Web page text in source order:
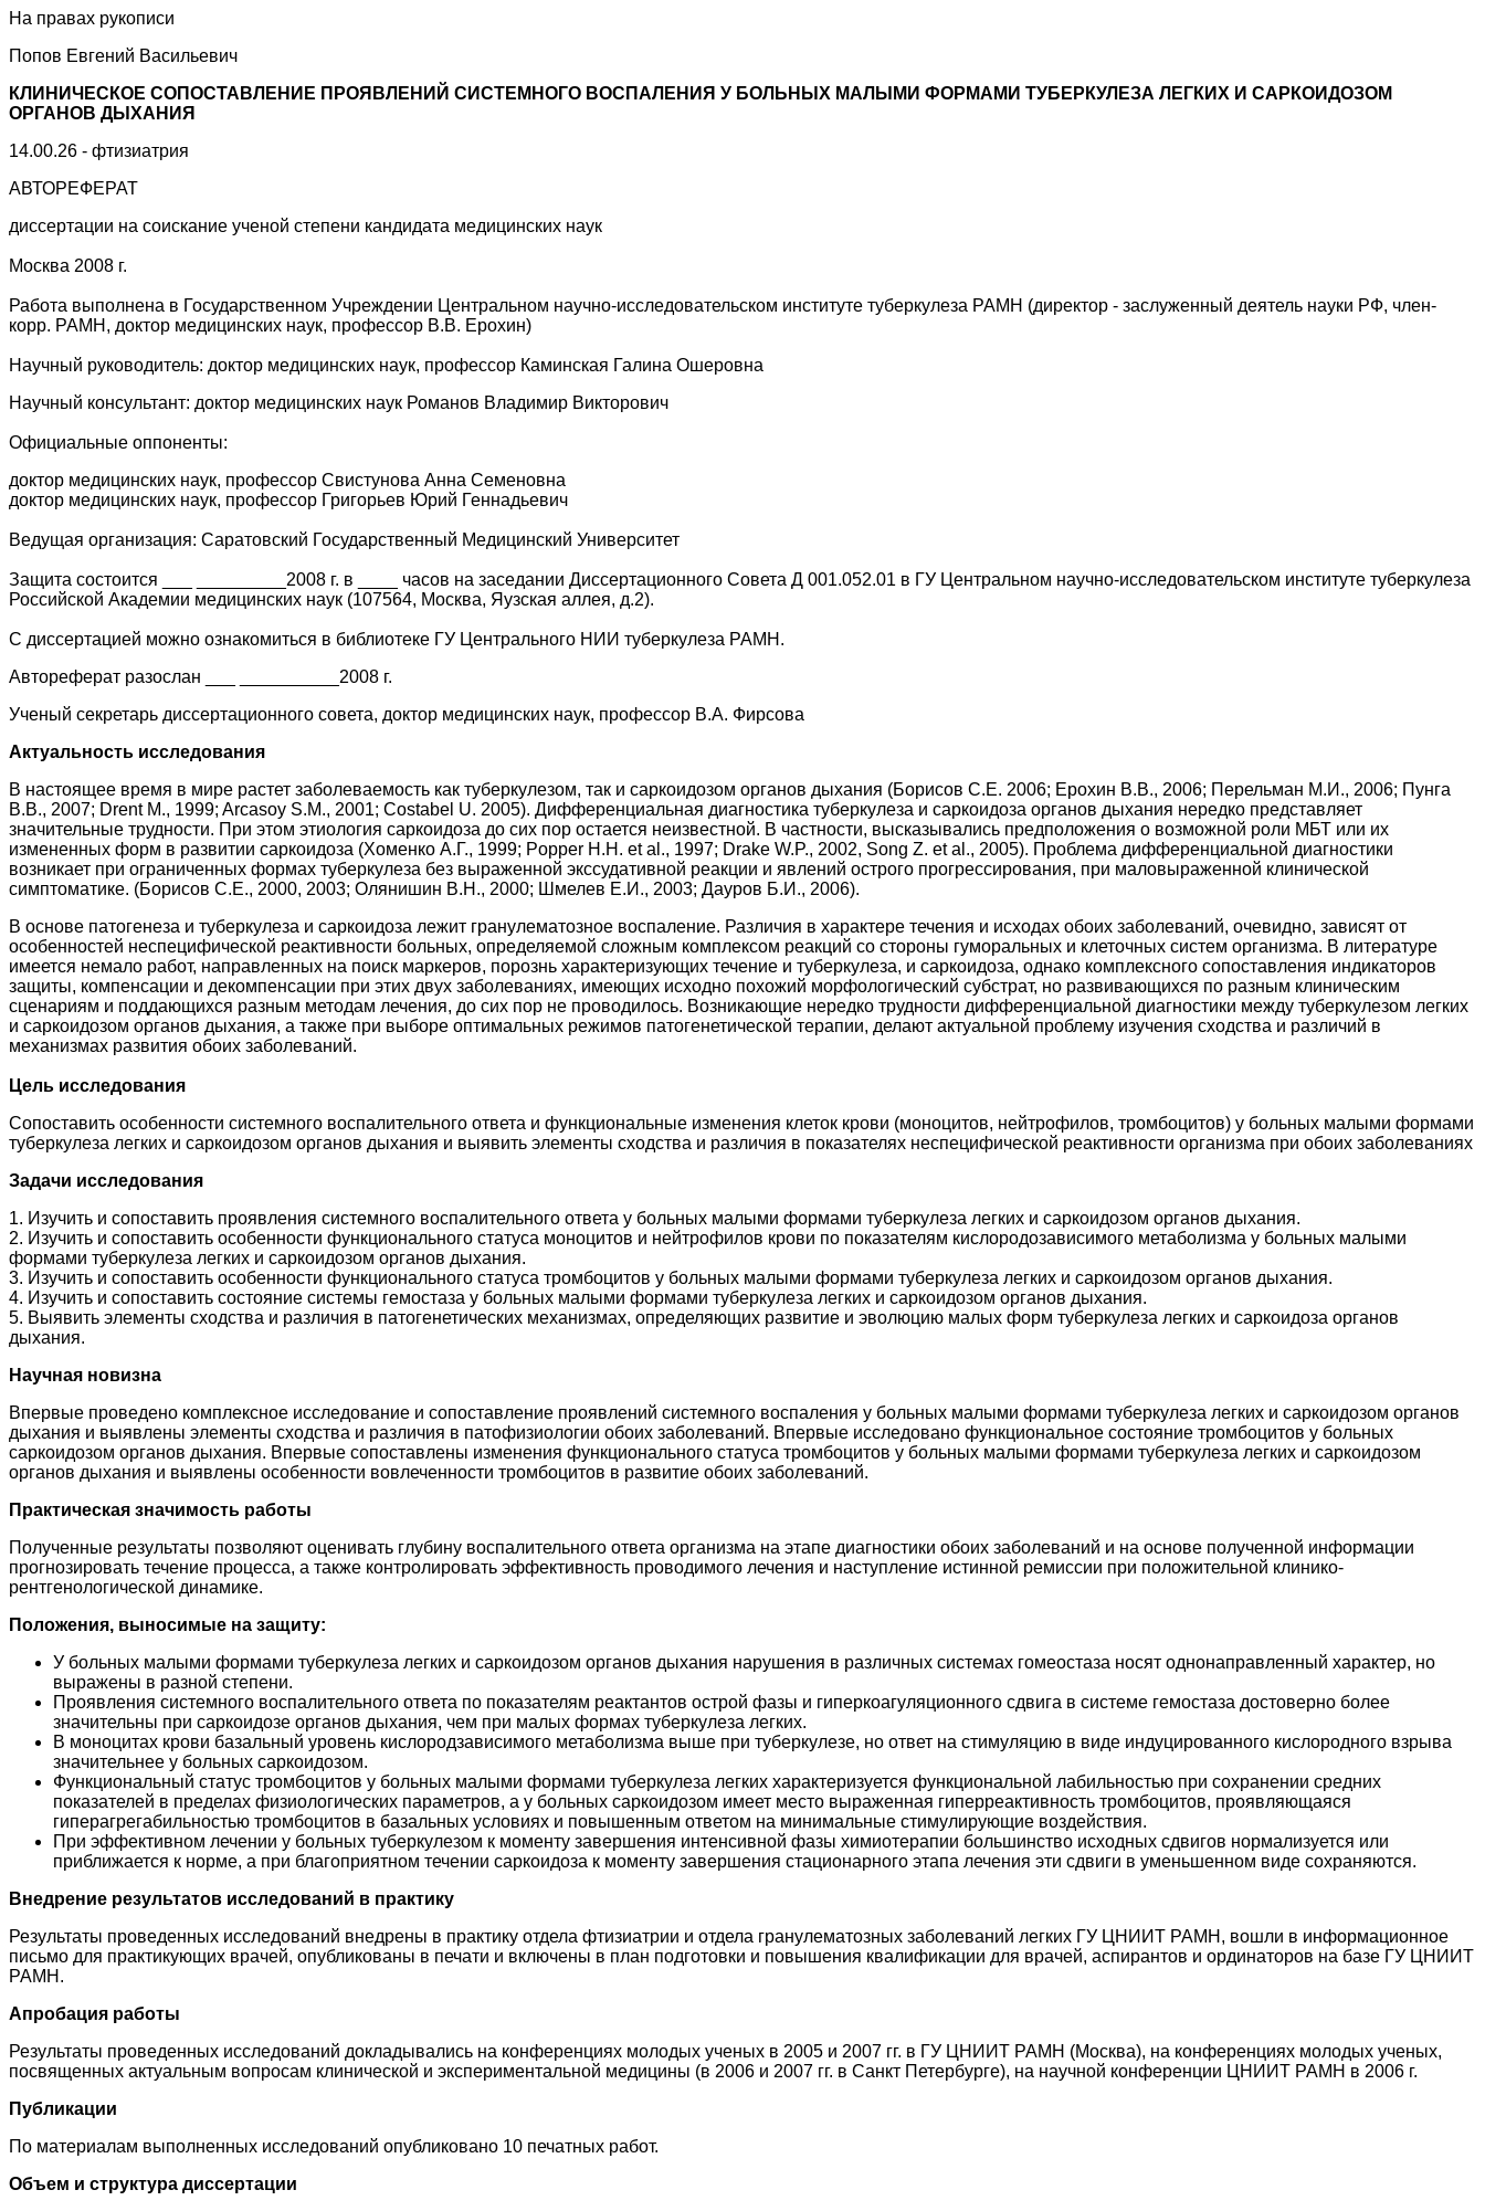
На правах рукописи
Попов Евгений Васильевич
КЛИНИЧЕСКОЕ СОПОСТАВЛЕНИЕ ПРОЯВЛЕНИЙ СИСТЕМНОГО ВОСПАЛЕНИЯ У БОЛЬНЫХ МАЛЫМИ ФОРМАМИ ТУБЕРКУЛЕЗА ЛЕГКИХ И САРКОИДОЗОМ
ОРГАНОВ ДЫХАНИЯ
14.00.26 - фтизиатрия
АВТОРЕФЕРАТ
диссертации на соискание ученой степени кандидата медицинских наук
Москва 2008 г.
Работа выполнена в Государственном Учреждении Центральном научно-исследовательском институте туберкулеза РАМН (директор - заслуженный деятель науки РФ, член-
корр. РАМН, доктор медицинских наук, профессор В.В. Ерохин)
Научный руководитель: доктор медицинских наук, профессор Каминская Галина Ошеровна
Научный консультант: доктор медицинских наук Романов Владимир Викторович
Официальные оппоненты:
доктор медицинских наук, профессор Свистунова Анна Семеновна
доктор медицинских наук, профессор Григорьев Юрий Геннадьевич
Ведущая организация: Саратовский Государственный Медицинский Университет
Защита состоится ___ _________2008 г. в ____ часов на заседании Диссертационного Совета Д 001.052.01 в ГУ Центральном научно-исследовательском институте туберкулеза
Российской Академии медицинских наук (107564, Москва, Яузская аллея, д.2).
С диссертацией можно ознакомиться в библиотеке ГУ Центрального НИИ туберкулеза РАМН.
Автореферат разослан ___ __________2008 г.
Ученый секретарь диссертационного совета, доктор медицинских наук, профессор В.А. Фирсова
Актуальность исследования
В настоящее время в мире растет заболеваемость как туберкулезом, так и саркоидозом органов дыхания (Борисов С.Е. 2006; Ерохин В.В., 2006; Перельман М.И., 2006; Пунга
В.В., 2007; Drent M., 1999; Arcasoy S.M., 2001; Costabel U. 2005). Дифференциальная диагностика туберкулеза и саркоидоза органов дыхания нередко представляет
значительные трудности. При этом этиология саркоидоза до сих пор остается неизвестной. В частности, высказывались предположения о возможной роли МБТ или их
измененных форм в развитии саркоидоза (Хоменко А.Г., 1999; Popper H.H. et al., 1997; Drake W.P., 2002, Song Z. et al., 2005). Проблема дифференциальной диагностики
возникает при ограниченных формах туберкулеза без выраженной экссудативной реакции и явлений острого прогрессирования, при маловыраженной клинической
симптоматике. (Борисов С.Е., 2000, 2003; Олянишин В.Н., 2000; Шмелев Е.И., 2003; Дауров Б.И., 2006).
В основе патогенеза и туберкулеза и саркоидоза лежит гранулематозное воспаление. Различия в характере течения и исходах обоих заболеваний, очевидно, зависят от
особенностей неспецифической реактивности больных, определяемой сложным комплексом реакций со стороны гуморальных и клеточных систем организма. В литературе
имеется немало работ, направленных на поиск маркеров, порознь характеризующих течение и туберкулеза, и саркоидоза, однако комплексного сопоставления индикаторов
защиты, компенсации и декомпенсации при этих двух заболеваниях, имеющих исходно похожий морфологический субстрат, но развивающихся по разным клиническим
сценариям и поддающихся разным методам лечения, до сих пор не проводилось. Возникающие нередко трудности дифференциальной диагностики между туберкулезом легких
и саркоидозом органов дыхания, а также при выборе оптимальных режимов патогенетической терапии, делают актуальной проблему изучения сходства и различий в
механизмах развития обоих заболеваний.
Цель исследования
Сопоставить особенности системного воспалительного ответа и функциональные изменения клеток крови (моноцитов, нейтрофилов, тромбоцитов) у больных малыми формами
туберкулеза легких и саркоидозом органов дыхания и выявить элементы сходства и различия в показателях неспецифической реактивности организма при обоих заболеваниях
Задачи исследования
1. Изучить и сопоставить проявления системного воспалительного ответа у больных малыми формами туберкулеза легких и саркоидозом органов дыхания.
2. Изучить и сопоставить особенности функционального статуса моноцитов и нейтрофилов крови по показателям кислородозависимого метаболизма у больных малыми
формами туберкулеза легких и саркоидозом органов дыхания.
3. Изучить и сопоставить особенности функционального статуса тромбоцитов у больных малыми формами туберкулеза легких и саркоидозом органов дыхания.
4. Изучить и сопоставить состояние системы гемостаза у больных малыми формами туберкулеза легких и саркоидозом органов дыхания.
5. Выявить элементы сходства и различия в патогенетических механизмах, определяющих развитие и эволюцию малых форм туберкулеза легких и саркоидоза органов
дыхания.
Научная новизна
Впервые проведено комплексное исследование и сопоставление проявлений системного воспаления у больных малыми формами туберкулеза легких и саркоидозом органов
дыхания и выявлены элементы сходства и различия в патофизиологии обоих заболеваний. Впервые исследовано функциональное состояние тромбоцитов у больных
саркоидозом органов дыхания. Впервые сопоставлены изменения функционального статуса тромбоцитов у больных малыми формами туберкулеза легких и саркоидозом
органов дыхания и выявлены особенности вовлеченности тромбоцитов в развитие обоих заболеваний.
Практическая значимость работы
Полученные результаты позволяют оценивать глубину воспалительного ответа организма на этапе диагностики обоих заболеваний и на основе полученной информации
прогнозировать течение процесса, а также контролировать эффективность проводимого лечения и наступление истинной ремиссии при положительной клинико-
рентгенологической динамике.
Положения, выносимые на защиту:
У больных малыми формами туберкулеза легких и саркоидозом органов дыхания нарушения в различных системах гомеостаза носят однонаправленный характер, но
выражены в разной степени.
Проявления системного воспалительного ответа по показателям реактантов острой фазы и гиперкоагуляционного сдвига в системе гемостаза достоверно более
значительны при саркоидозе органов дыхания, чем при малых формах туберкулеза легких.
В моноцитах крови базальный уровень кислородзависимого метаболизма выше при туберкулезе, но ответ на стимуляцию в виде индуцированного кислородного взрыва
значительнее у больных саркоидозом.
Функциональный статус тромбоцитов у больных малыми формами туберкулеза легких характеризуется функциональной лабильностью при сохранении средних
показателей в пределах физиологических параметров, а у больных саркоидозом имеет место выраженная гиперреактивность тромбоцитов, проявляющаяся
гиперагрегабильностью тромбоцитов в базальных условиях и повышенным ответом на минимальные стимулирующие воздействия.
При эффективном лечении у больных туберкулезом к моменту завершения интенсивной фазы химиотерапии большинство исходных сдвигов нормализуется или
приближается к норме, а при благоприятном течении саркоидоза к моменту завершения стационарного этапа лечения эти сдвиги в уменьшенном виде сохраняются.
Внедрение результатов исследований в практику
Результаты проведенных исследований внедрены в практику отдела фтизиатрии и отдела гранулематозных заболеваний легких ГУ ЦНИИТ РАМН, вошли в информационное
письмо для практикующих врачей, опубликованы в печати и включены в план подготовки и повышения квалификации для врачей, аспирантов и ординаторов на базе ГУ ЦНИИТ
РАМН.
Апробация работы
Результаты проведенных исследований докладывались на конференциях молодых ученых в 2005 и 2007 гг. в ГУ ЦНИИТ РАМН (Москва), на конференциях молодых ученых,
посвященных актуальным вопросам клинической и экспериментальной медицины (в 2006 и 2007 гг. в Санкт Петербурге), на научной конференции ЦНИИТ РАМН в 2006 г.
Публикации
По материалам выполненных исследований опубликовано 10 печатных работ.
Объем и структура диссертации